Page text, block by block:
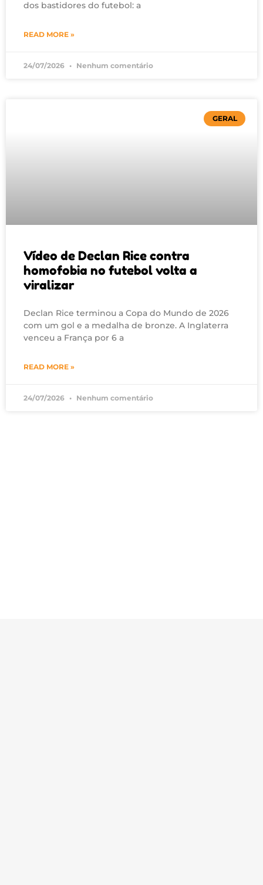
dos bastidores do futebol: a
READ MORE »
24/07/2026 Nenhum comentário
GERAL
Vídeo de Declan Rice contra
homofobia no futebol volta a
viralizar
Declan Rice terminou a Copa do Mundo de 2026
com um gol e a medalha de bronze. A Inglaterra
venceu a França por 6 a
READ MORE »
24/07/2026 Nenhum comentário